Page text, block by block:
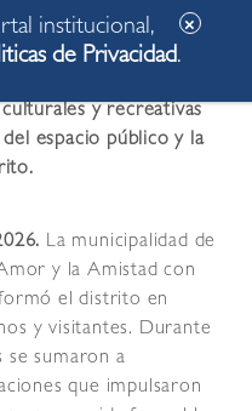
y recreativas
espacio público y la
La municipalidad de
y la Amistad con
el distrito en
y visitantes. Durante
se sumaron a
que impulsaron
institucional,
de Privacidad.